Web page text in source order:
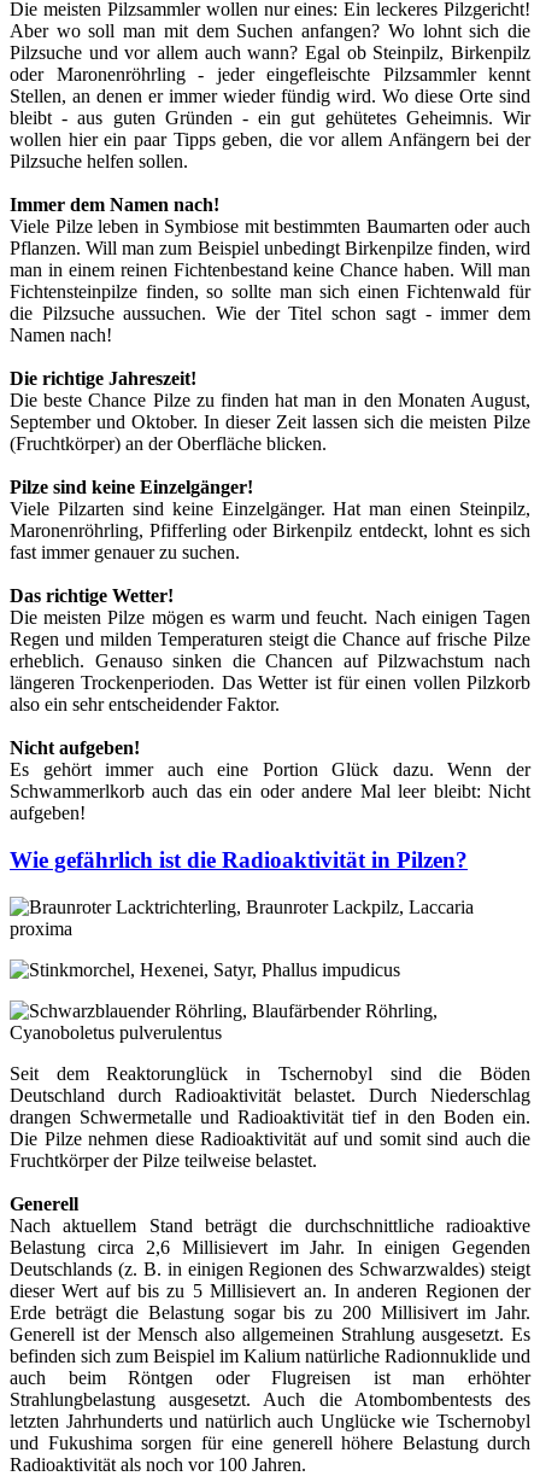
Die meisten Pilzsammler wollen nur eines: Ein leckeres Pilzgericht!
Aber wo soll man mit dem Suchen anfangen? Wo lohnt sich die
Pilzsuche und vor allem auch wann? Egal ob Steinpilz, Birkenpilz
oder Maronenröhrling - jeder eingefleischte Pilzsammler kennt
Stellen, an denen er immer wieder fündig wird. Wo diese Orte sind
bleibt - aus guten Gründen - ein gut gehütetes Geheimnis. Wir
wollen hier ein paar Tipps geben, die vor allem Anfängern bei der
Pilzsuche helfen sollen.
Immer dem Namen nach!
Viele Pilze leben in Symbiose mit bestimmten Baumarten oder auch
Pflanzen. Will man zum Beispiel unbedingt Birkenpilze finden, wird
man in einem reinen Fichtenbestand keine Chance haben. Will man
Fichtensteinpilze finden, so sollte man sich einen Fichtenwald für
die Pilzsuche aussuchen. Wie der Titel schon sagt - immer dem
Namen nach!
Die richtige Jahreszeit!
Die beste Chance Pilze zu finden hat man in den Monaten August,
September und Oktober. In dieser Zeit lassen sich die meisten Pilze
(Fruchtkörper) an der Oberfläche blicken.
Pilze sind keine Einzelgänger!
Viele Pilzarten sind keine Einzelgänger. Hat man einen Steinpilz,
Maronenröhrling, Pfifferling oder Birkenpilz entdeckt, lohnt es sich
fast immer genauer zu suchen.
Das richtige Wetter!
Die meisten Pilze mögen es warm und feucht. Nach einigen Tagen
Regen und milden Temperaturen steigt die Chance auf frische Pilze
erheblich. Genauso sinken die Chancen auf Pilzwachstum nach
längeren Trockenperioden. Das Wetter ist für einen vollen Pilzkorb
also ein sehr entscheidender Faktor.
Nicht aufgeben!
Es gehört immer auch eine Portion Glück dazu. Wenn der
Schwammerlkorb auch das ein oder andere Mal leer bleibt: Nicht
aufgeben!
Wie gefährlich ist die Radioaktivität in Pilzen?
Seit dem Reaktorunglück in Tschernobyl sind die Böden
Deutschland durch Radioaktivität belastet. Durch Niederschlag
drangen Schwermetalle und Radioaktivität tief in den Boden ein.
Die Pilze nehmen diese Radioaktivität auf und somit sind auch die
Fruchtkörper der Pilze teilweise belastet.
Generell
Nach aktuellem Stand beträgt die durchschnittliche radioaktive
Belastung circa 2,6 Millisievert im Jahr. In einigen Gegenden
Deutschlands (z. B. in einigen Regionen des Schwarzwaldes) steigt
dieser Wert auf bis zu 5 Millisievert an. In anderen Regionen der
Erde beträgt die Belastung sogar bis zu 200 Millisivert im Jahr.
Generell ist der Mensch also allgemeinen Strahlung ausgesetzt. Es
befinden sich zum Beispiel im Kalium natürliche Radionnuklide und
auch beim Röntgen oder Flugreisen ist man erhöhter
Strahlungbelastung ausgesetzt. Auch die Atombombentests des
letzten Jahrhunderts und natürlich auch Unglücke wie Tschernobyl
und Fukushima sorgen für eine generell höhere Belastung durch
Radioaktivität als noch vor 100 Jahren.